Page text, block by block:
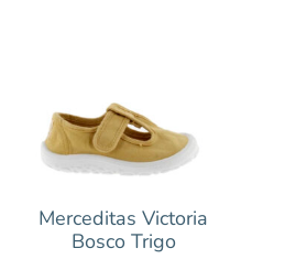
Merceditas Victoria
Bosco Trigo